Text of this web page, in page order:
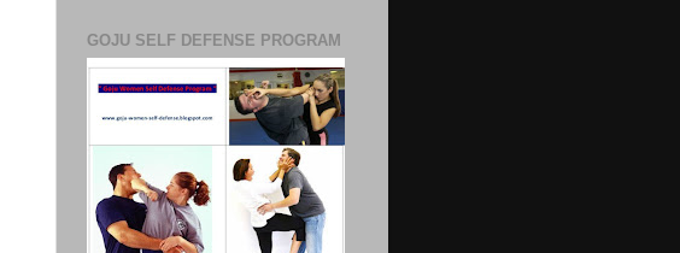
GOJU SELF DEFENSE PROGRAM